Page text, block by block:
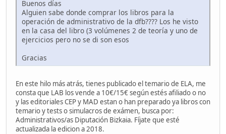
Buenos días
Alguien sabe donde comprar los libros para la
operación de administrativo de la dfb???? Los he visto
en la casa del libro (3 volúmenes 2 de teoría y uno de
ejercicios pero no se di son esos
Gracias
En este hilo más atrás, tienes publicado el temario de ELA, me
consta que LAB los vende a 10€/15€ según estés afiliado o no
y las editoriales CEP y MAD estan o han preparado ya libros con
temario y tests o simulacros de exámen, busca por:
Administrativos/as Diputación Bizkaia. Fíjate que esté
actualizada la edicion a 2018.